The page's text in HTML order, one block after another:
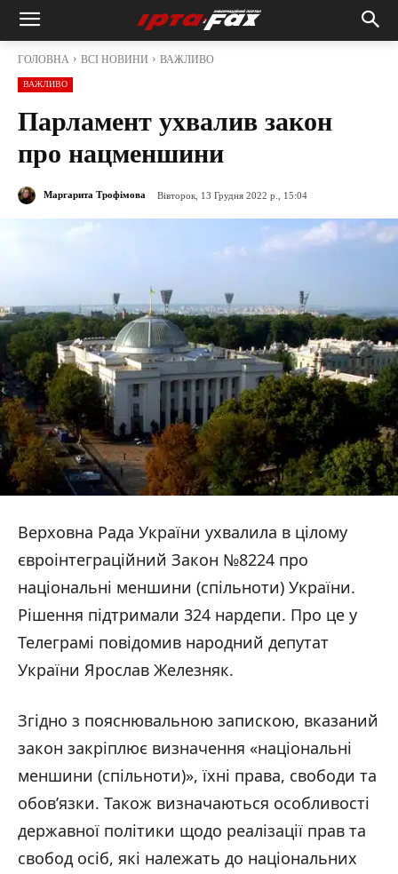
ГОЛОВНА ВСІ НОВИНИ ВАЖЛИВО
ВАЖЛИВО
Парламент ухвалив закон
про нацменшини
Маргарита Трофімова Вівторок, 13 Грудня 2022 р., 15:04
Верховна Рада України ухвалила в цілому
євроінтеграційний Закон №8224 про
національні меншини (спільноти) України.
Рішення підтримали 324 нардепи. Про це у
Телеграмі повідомив народний депутат
України Ярослав Железняк.
Згідно з пояснювальною запискою, вказаний
закон закріплює визначення «національні
меншини (спільноти)», їхні права, свободи та
обов’язки. Також визначаються особливості
державної політики щодо реалізації прав та
свобод осіб, які належать до національних